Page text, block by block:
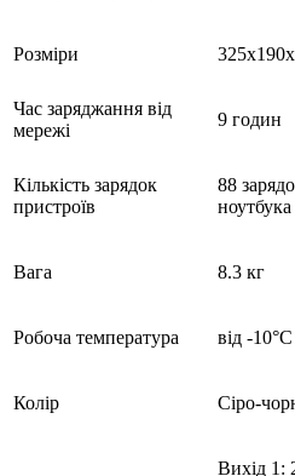
Розміри
Час заряджання від
мережі
9 годин
Кількість зарядок
пристроїв
88
ноутбука
Вага 8.3 кг
Робоча температура від -
Колір Сіро-
Вихід 1: